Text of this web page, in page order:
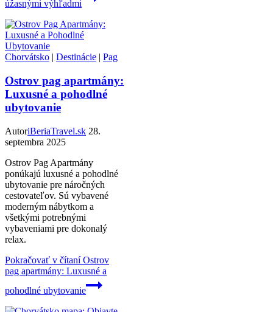
úžasnými výhľadmi
Chorvátsko | Destinácie | Pag
Ostrov pag apartmány:
Luxusné a pohodlné
ubytovanie
AutoriBeriaTravel.sk 28.
septembra 2025
Ostrov Pag Apartmány
ponúkajú luxusné a pohodlné
ubytovanie pre náročných
cestovateľov. Sú vybavené
moderným nábytkom a
všetkými potrebnými
vybaveniami pre dokonalý
relax.
Pokračovať v čítaníOstrov
pag apartmány: Luxusné a
pohodlné ubytovanie